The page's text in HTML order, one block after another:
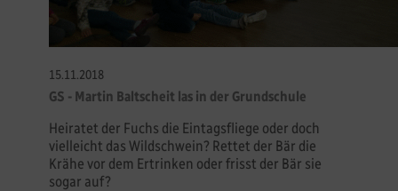
15.11.2018
GS - Martin Baltscheit las in der Grundschule
Heiratet der Fuchs die Eintagsfliege oder doch
vielleicht das Wildschwein? Rettet der Bär die
Krähe vor dem Ertrinken oder frisst der Bär sie
sogar auf?